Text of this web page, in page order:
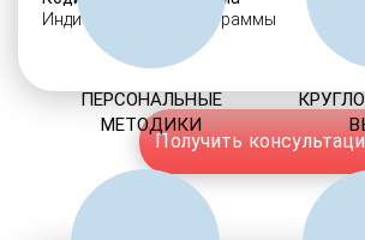
Индивидуальные программы
Получить
ПЕРСОНАЛЬНЫЕ
МЕТОДИКИ